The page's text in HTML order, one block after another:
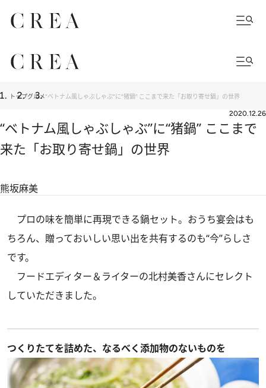
トップグルメ“ベトナム風しゃぶしゃぶ”に“猪鍋” ここまで来た「お取り寄せ鍋」の世界
2020.12.26
“ベトナム風しゃぶしゃぶ”に“猪鍋” ここまで
来た「お取り寄せ鍋」の世界
熊坂麻美
プロの味を簡単に再現できる鍋セット。おうち宴会はも
ちろん、贈っておいしい思い出を共有するのも“今”らしさ
です。
フードエディター＆ライターの北村美香さんにセレクト
していただきました。
つくりたてを詰めた、なるべく添加物のないものを